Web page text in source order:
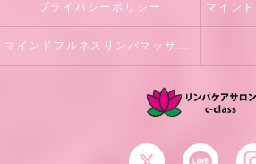
プライバシーポリシー
マインドフルネスリンパマッサージ初回体験のご案内